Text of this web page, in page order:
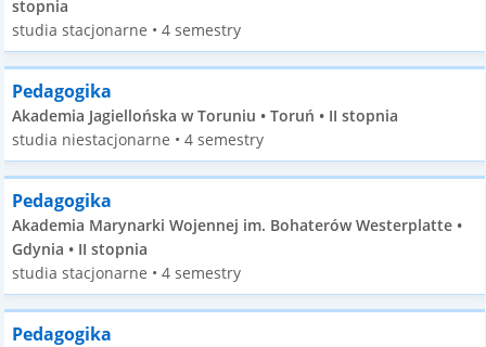
stopnia
studia stacjonarne • 4 semestry
Pedagogika
Akademia Jagiellońska w Toruniu • Toruń • II stopnia
studia niestacjonarne • 4 semestry
Pedagogika
Akademia Marynarki Wojennej im. Bohaterów Westerplatte •
Gdynia • II stopnia
studia stacjonarne • 4 semestry
Pedagogika